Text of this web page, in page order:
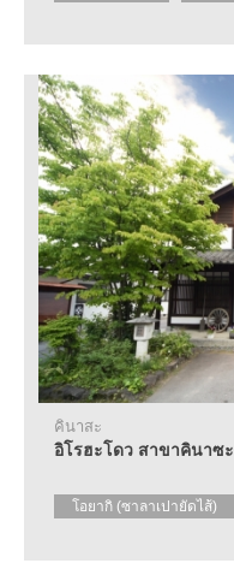
คินาสะ
อิโรฮะโดว สาขาคินาซะ
โอยากิ (ซาลาเปายัดไส้)